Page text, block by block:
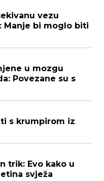
vezu
Manje bi moglo biti
u mozgu
Povezane su s
s krumpirom iz
trik: Evo kako u
svježa